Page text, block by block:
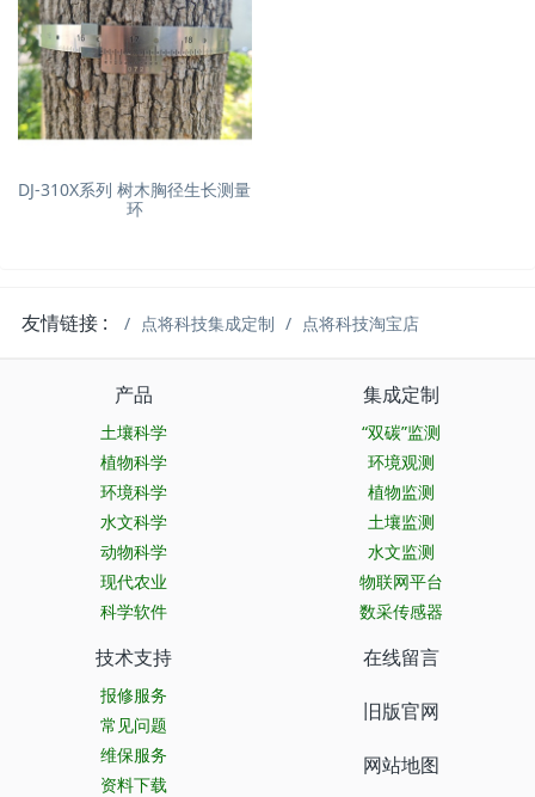
DJ-310X系列 树木胸径生长测量
环
友情链接 : 点将科技集成定制 点将科技淘宝店
产品
土壤科学
植物科学
环境科学
水文科学
动物科学
现代农业
科学软件
集成定制
“双碳”监测
环境观测
植物监测
土壤监测
水文监测
物联网平台
数采传感器
技术支持
报修服务
常见问题
维保服务
资料下载
在线留言
旧版官网
网站地图